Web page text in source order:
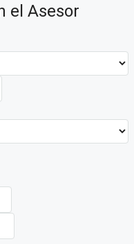
el Asesor